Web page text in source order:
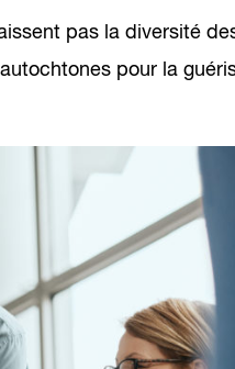
pas la diversité
pour la